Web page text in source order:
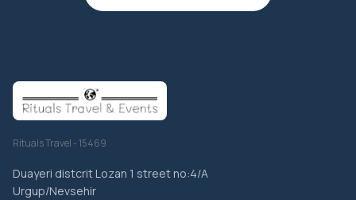
Rituals Travel - 15469
Duayeri distcrit Lozan 1 street no:4/A
Urgup/Nevsehir